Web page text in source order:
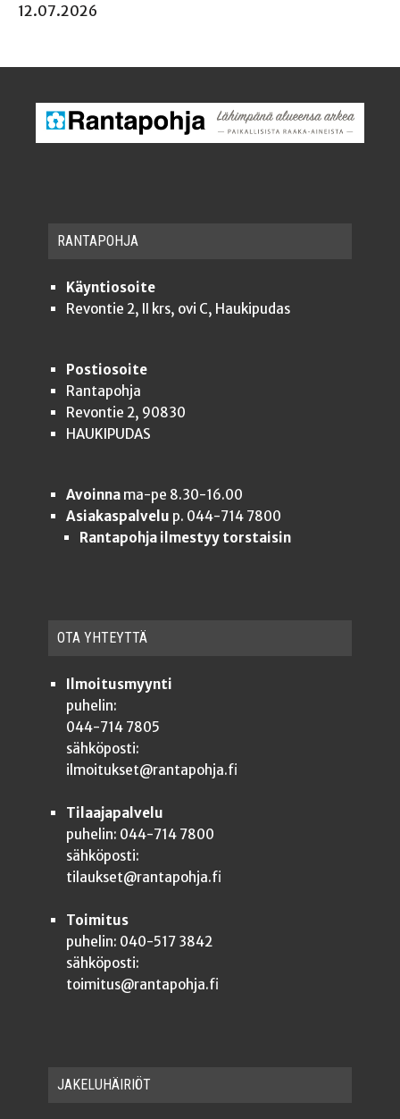
12.07.2026
RAN­TA­POH­JA
Käyntiosoite
Revontie 2, II krs, ovi C, Haukipudas
Postiosoite
Rantapohja
Revontie 2, 90830
HAUKIPUDAS
Avoinnama-pe 8.30-16.00
Asiakaspalvelu p. 044-714 7800
Rantapohja ilmestyy torstaisin
OTA YHTEYT­TÄ
Ilmoitusmyynti
puhelin:
044-714 7805
sähköposti:
ilmoitukset@rantapohja.fi
Tilaajapalvelu
puhelin: 044-714 7800
sähköposti:
tilaukset@rantapohja.fi
Toimitus
puhelin: 040-517 3842
sähköposti:
toimitus@rantapohja.fi
JAKE­LU­HÄI­RIÖT